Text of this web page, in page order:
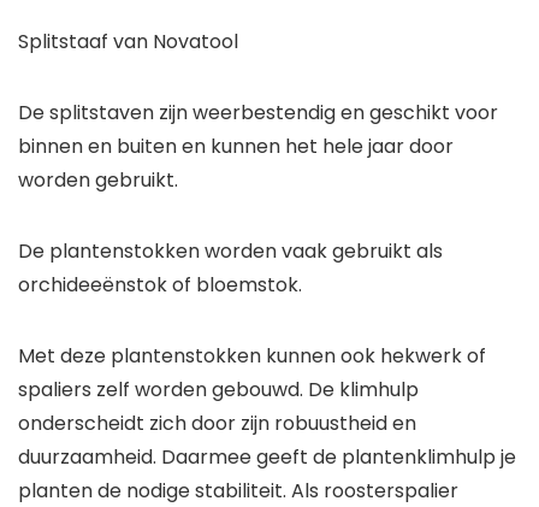
Splitstaaf van Novatool
De splitstaven zijn weerbestendig en geschikt voor
binnen en buiten en kunnen het hele jaar door
worden gebruikt.
De plantenstokken worden vaak gebruikt als
orchideeënstok of bloemstok.
Met deze plantenstokken kunnen ook hekwerk of
spaliers zelf worden gebouwd. De klimhulp
onderscheidt zich door zijn robuustheid en
duurzaamheid. Daarmee geeft de plantenklimhulp je
planten de nodige stabiliteit. Als roosterspalier